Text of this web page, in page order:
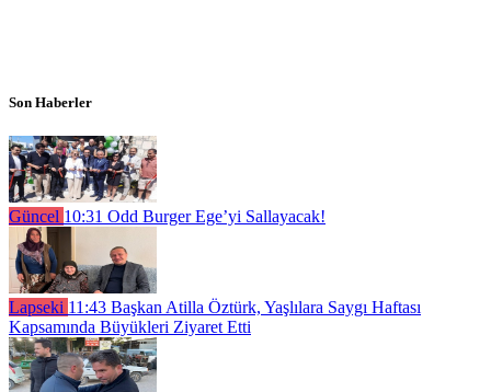
Son Haberler
Güncel 10:31 Odd Burger Ege’yi Sallayacak!
Lapseki 11:43 Başkan Atilla Öztürk, Yaşlılara Saygı Haftası
Kapsamında Büyükleri Ziyaret Etti